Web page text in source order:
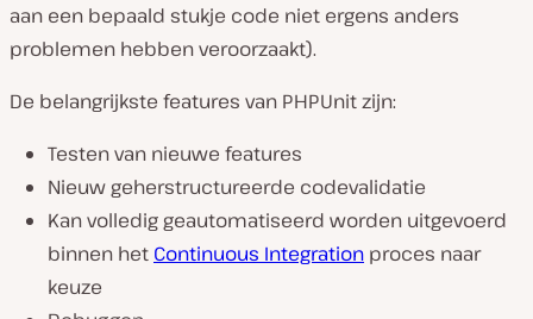
aan een bepaald stukje code niet ergens anders
problemen hebben veroorzaakt).
De belangrijkste features van PHPUnit zijn:
Testen van nieuwe features
Nieuw geherstructureerde codevalidatie
Kan volledig geautomatiseerd worden uitgevoerd
binnen het Continuous Integration proces naar
keuze